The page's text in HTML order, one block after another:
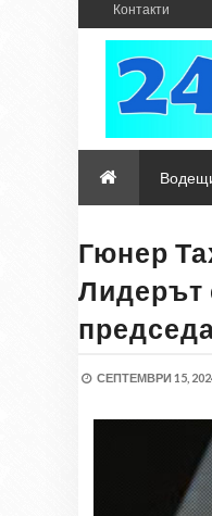
Контакти
Гюнер
Лидерът
СЕПТЕМВРИ 15,